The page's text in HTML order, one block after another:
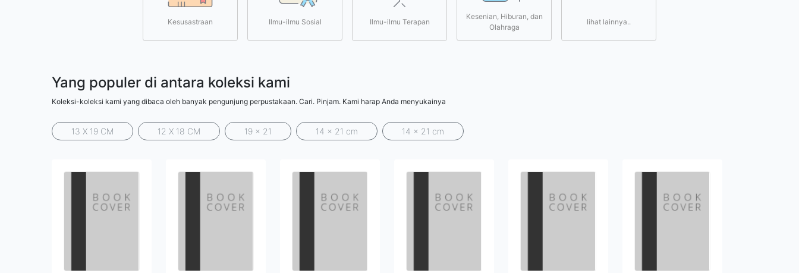
Kesusastraan Ilmu-ilmu Sosial Ilmu-ilmu Terapan
Kesenian, Hiburan, dan
Olahraga
lihat lainnya..
Yang populer di antara koleksi kami
Koleksi-koleksi kami yang dibaca oleh banyak pengunjung perpustakaan. Cari. Pinjam. Kami harap Anda menyukainya
13 X 19 CM 12 X 18 CM 19 x 21 14 x 21 cm 14 x 21 cm